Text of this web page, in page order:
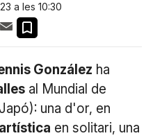
a les 10:30
Facebook
Email
González ha
al Mundial de
una d'or, en
en solitari, una